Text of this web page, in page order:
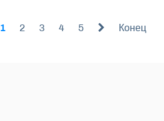
1 2 3 4 5 Конец